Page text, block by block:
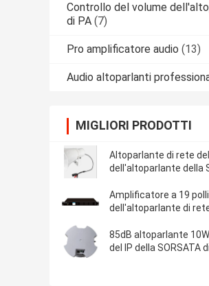
Controllo del volume
di PA (7)
Pro amplificatore audio (13)
Audio altoparlanti
MIGLIORI PRODOTTI
Altoparlante di rete del
dell'altoparlante della
Amplificatore a 19
dell'altoparlante di
85dB altoparlante
del IP della SORSATA